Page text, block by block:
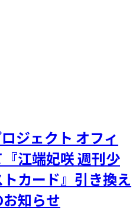
ジェクト オフィ
江端妃咲 週刊少
カード』引き換え
知らせ